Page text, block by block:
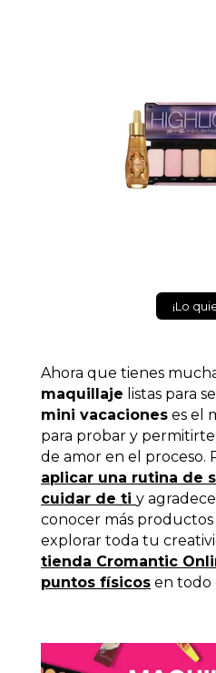
¡Lo
Ahora que tienes
maquillaje listas para
mini vacaciones es el
para probar y
de amor en el proceso.
aplicar una rutina de
cuidar de ti y
conocer más
explorar toda tu
tienda Cromantic
puntos físicos en todo